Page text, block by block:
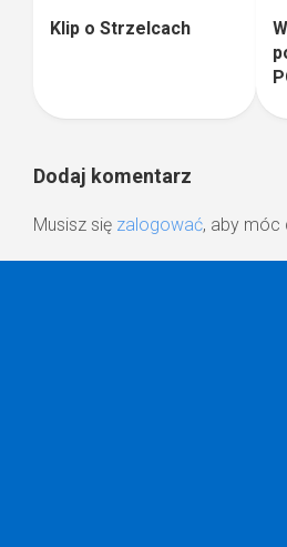
Klip o Strzelcach
Dodaj komentarz
Musisz się zalogować, aby móc